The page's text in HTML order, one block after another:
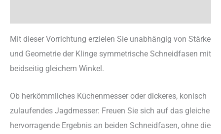
Mit dieser Vorrichtung erzielen Sie unabhängig von Stärke
und Geometrie der Klinge symmetrische Schneidfasen mit
beidseitig gleichem Winkel.
Ob herkömmliches Küchenmesser oder dickeres, konisch
zulaufendes Jagdmesser: Freuen Sie sich auf das gleiche
hervorragende Ergebnis an beiden Schneidfasen, ohne die